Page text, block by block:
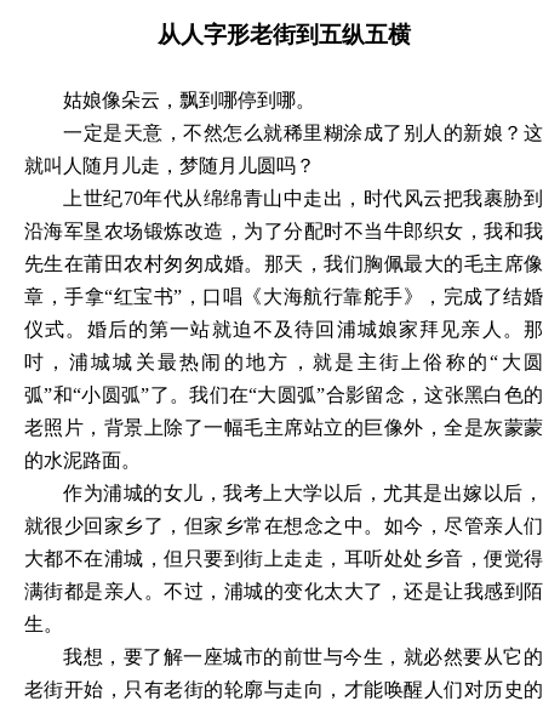
从人字形老街到五纵五横
姑娘像朵云，飘到哪停到哪。
一定是天意，不然怎么就稀里糊涂成了别人的新娘？这
就叫人随月儿走，梦随月儿圆吗？
上世纪70年代从绵绵青山中走出，时代风云把我裹胁到
沿海军垦农场锻炼改造，为了分配时不当牛郎织女，我和我
先生在莆田农村匆匆成婚。那天，我们胸佩最大的毛主席像
章，手拿“红宝书”，口唱《大海航行靠舵手》，完成了结婚
仪式。婚后的第一站就迫不及待回浦城娘家拜见亲人。那
吋，浦城城关最热闹的地方，就是主街上俗称的“大圆
弧”和“小圆弧”了。我们在“大圆弧”合影留念，这张黑白色的
老照片，背景上除了一幅毛主席站立的巨像外，全是灰蒙蒙
的水泥路面。
作为浦城的女儿，我考上大学以后，尤其是出嫁以后，
就很少回家乡了，但家乡常在想念之中。如今，尽管亲人们
大都不在浦城，但只要到街上走走，耳听处处乡音，便觉得
满街都是亲人。不过，浦城的变化太大了，还是让我感到陌
生。
我想，要了解一座城市的前世与今生，就必然要从它的
老街开始，只有老街的轮廓与走向，才能唤醒人们对历史的